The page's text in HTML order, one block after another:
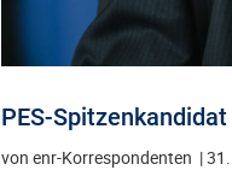
PES-
vonenr-Korrespondenten |